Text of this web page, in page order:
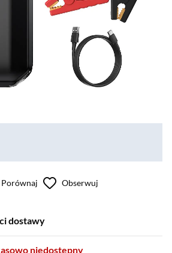
Porównaj Obserwuj
dostawy
niedostępny